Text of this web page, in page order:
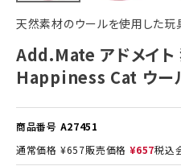
天然素材のウールを使用した玩
Add.Mate アドメイト
Happiness Cat ウー
商品番号 A27451
通常価格 ¥657販売価格 ¥657税込